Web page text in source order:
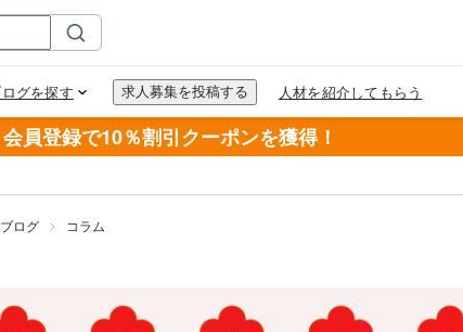
会員登録で10％割引クーポンを獲得！
ブログ コラム